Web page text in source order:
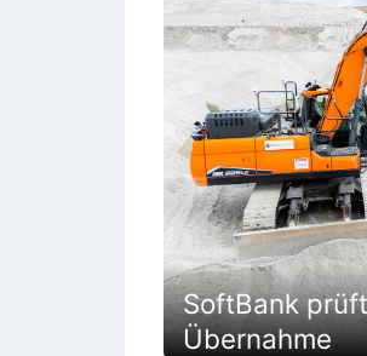
SoftBank
Übernahme